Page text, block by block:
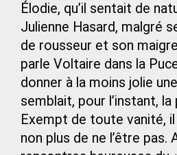
Élodie, qu’il sentait de
Julienne Hasard, malgré
de rousseur et son
parle Voltaire dans la
donner à la moins jolie
semblait, pour l’instant,
Exempt de toute vanité, il
non plus de ne l’être